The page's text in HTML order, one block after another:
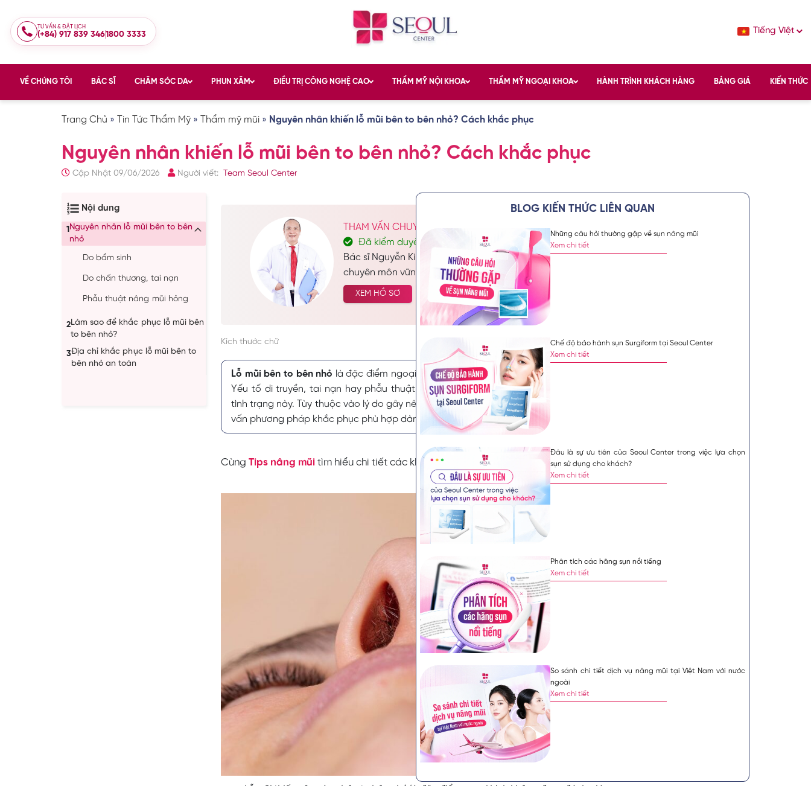
TƯ VẤN & ĐẶT LỊCH
(+84) 917 839 3461800 3333 Tiếng Việt
VỀ CHÚNG TÔI BÁC SĨ CHĂM SÓC DA PHUN XĂM ĐIỀU TRỊ CÔNG NGHỆ CAO THẨM MỸ NỘI KHOA THẨM MỸ NGOẠI KHOA HÀNH TRÌNH KHÁCH HÀNG BẢNG GIÁ KIẾN THỨC
Trang Chủ » Tin Tức Thẩm Mỹ » Thẩm mỹ mũi » Nguyên nhân khiến lỗ mũi bên to bên nhỏ? Cách khắc phục
Nguyên nhân khiến lỗ mũi bên to bên nhỏ? Cách khắc phục
Cập Nhật 09/06/2026 Người viết: Team Seoul Center
Nội dung
1 Nguyên nhân lỗ mũi bên to bên
nhỏ
Do bẩm sinh
Do chấn thương, tai nạn
Phẫu thuật nâng mũi hỏng
2Làm sao để khắc phục lỗ mũi bên
to bên nhỏ?
3Địa chỉ khắc phục lỗ mũi bên to
bên nhỏ an toàn
THAM VẤN CHUYÊN MÔN: BÁC SĨ CKII. NGUYỄN KIM KHOA
Đã kiểm duyệt nội dung
Bác sĩ Nguyễn Kim Khoa không chỉ nổi bật với kiến thức
chuyên môn vững chắc mà còn được biết đến như một vị
bác sĩ đầy tâm huyết, luôn tận tâm vì lợi ích và sự hài lòng
của bệnh nhân. Hiện nay, bác sĩ Nguyễn Kim Khoa đảm nhiệm
vai trò Trưởng Khoa Thẩm Mỹ tại Seoul Center, đồng thời giữ
XEM HỒ SƠ
Kích thước chữ Mặc định Lớn hơn
Lỗ mũi bên to bên nhỏ là đặc điểm ngoại hình không được đánh giá cao về tính thẩm mỹ.
Yếu tố di truyền, tai nạn hay phẫu thuật nâng mũi hỏng là những nguyên nhân dẫn đến
tình trạng này. Tùy thuộc vào lý do gây nên đặc điểm dáng mũi thiếu cân xứng, bác sĩ sẽ tư
vấn phương pháp khắc phục phù hợp dành cho bạn.
Cùng Tips nâng mũi tìm hiểu chi tiết các khắc phục tình trạng này.
BLOG KIẾN THỨC LIÊN QUAN
Những câu hỏi thường gặp về sụn nâng mũi
Xem chi tiết
Chế độ bảo hành sụn Surgiform tại Seoul Center
Xem chi tiết
Đâu là sự ưu tiên của Seoul Center trong việc lựa chọn
sụn sử dụng cho khách?
Xem chi tiết
Phân tích các hãng sụn nổi tiếng
Xem chi tiết
So sánh chi tiết dịch vụ nâng mũi tại Việt Nam với nước
ngoài
Xem chi tiết